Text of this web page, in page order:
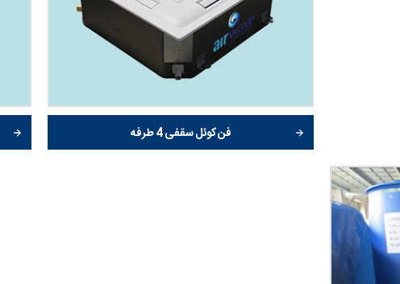
فن کوئل سقفی 4 طرفه